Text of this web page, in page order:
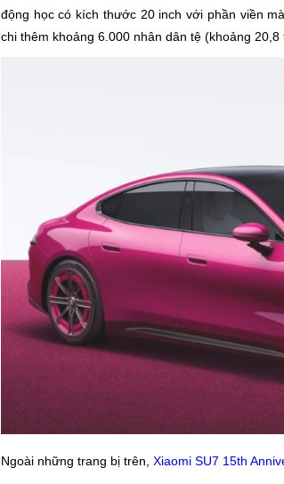
động học có kích thước 20 inch với phần viền
chi thêm khoảng 6.000 nhân dân tệ (khoảng 20,8
Ngoài những trang bị trên, Xiaomi SU7 15th